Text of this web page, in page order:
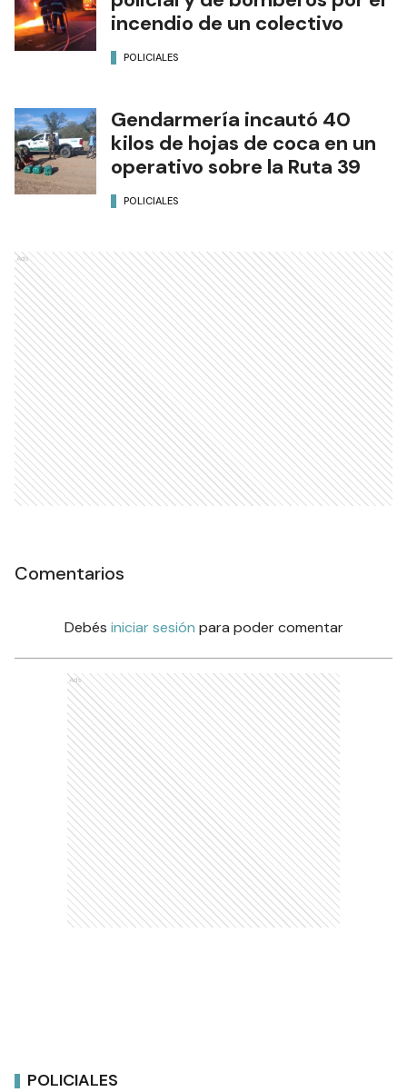
incendio de un colectivo
POLICIALES
Gendarmería incautó 40
kilos de hojas de coca en un
operativo sobre la Ruta 39
POLICIALES
Ads
Comentarios
Debés iniciar sesión para poder comentar
Ads
POLICIALES